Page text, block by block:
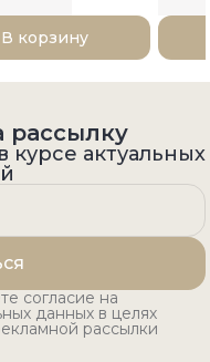
В корзину
рассылку
курсе актуальных
согласие на
данных в целях
рассылки